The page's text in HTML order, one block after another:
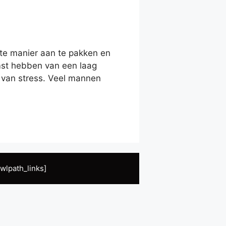
manier aan te pakken en
hebben van een laag
stress. Veel mannen